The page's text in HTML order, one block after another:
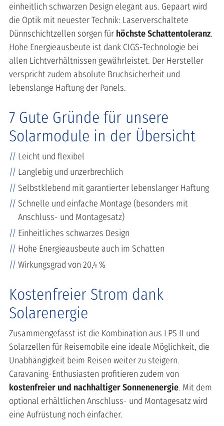
einheitlich schwarzen Design elegant aus. Gepaart wird
die Optik mit neuester Technik: Laserverschaltete
Dünnschichtzellen sorgen für höchste Schattentoleranz.
Hohe Energieausbeute ist dank CIGS-Technologie bei
allen Lichtverhältnissen gewährleistet. Der Hersteller
verspricht zudem absolute Bruchsicherheit und
lebenslange Haftung der Panels.
7 Gute Gründe für unsere
Solarmodule in der Übersicht
Leicht und flexibel
Langlebig und unzerbrechlich
Selbstklebend mit garantierter lebenslanger Haftung
Schnelle und einfache Montage (besonders mit
Anschluss- und Montagesatz)
Einheitliches schwarzes Design
Hohe Energieausbeute auch im Schatten
Wirkungsgrad von 20,4 %
Kostenfreier Strom dank
Solarenergie
Zusammengefasst ist die Kombination aus LPS II und
Solarzellen für Reisemobile eine ideale Möglichkeit, die
Unabhängigkeit beim Reisen weiter zu steigern.
Caravaning-Enthusiasten profitieren zudem von
kostenfreier und nachhaltiger Sonnenenergie. Mit dem
optional erhältlichen Anschluss- und Montagesatz wird
eine Aufrüstung noch einfacher.